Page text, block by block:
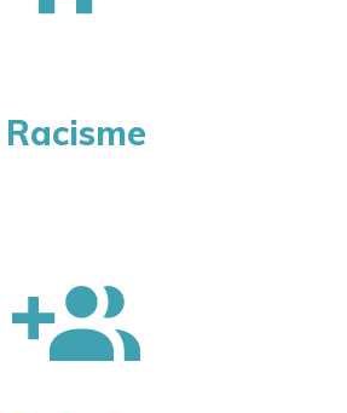
Racisme